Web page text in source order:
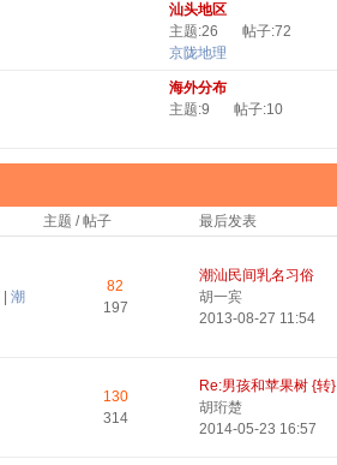
汕头地区
主题:26
帖子:72
京陇地理
海外分布
主题:9
帖子:10
主题 / 帖子
最后发表
潮
82
197
潮汕民间乳名习俗
胡一宾
2013-08-27 11:54
130
314
Re:男孩和苹果树 {转}
胡珩楚
2014-05-23 16:57